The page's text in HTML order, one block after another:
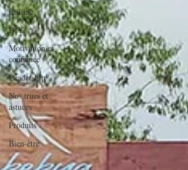
Cuisine
DIY
Motivation et
confiance
Leadership
Nos trucs et
astuces
Produits
Bien-être